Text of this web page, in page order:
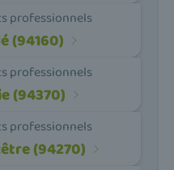
professionnels
(94160)
professionnels
(94370)
professionnels
(94270)